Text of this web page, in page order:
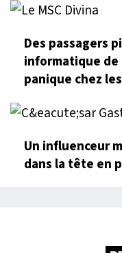
Des passagers
informatique
panique chez
Un influenceur
dans la tête en